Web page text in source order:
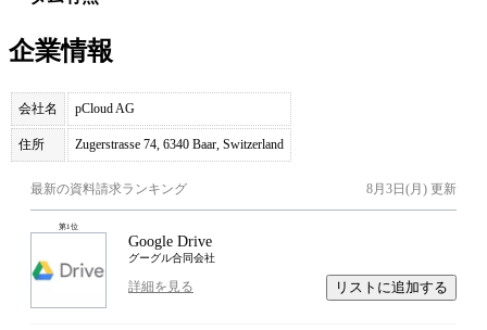
企業情報
会社名 pCloud AG
住所 Zugerstrasse 74, 6340 Baar, Switzerland
最新の資料請求ランキング 8月3日(月) 更新
第1位
Google Drive
グーグル合同会社
詳細を見る リストに追加する